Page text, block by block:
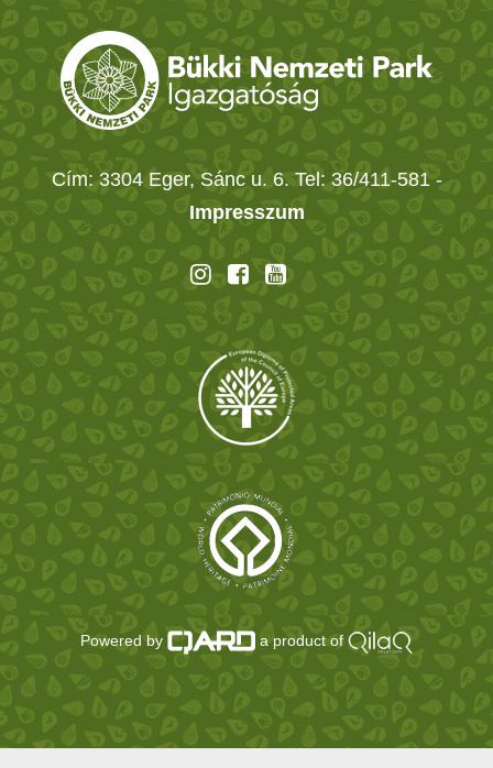
Cím: 3304 Eger, Sánc u. 6. Tel: 36/411-581 -
Impresszum
Powered by a product of